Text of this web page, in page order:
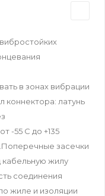
в зонах вибрации
латунь
-55 C до +135
засечки
кабельную жилу
соединения
жиле и изоляции